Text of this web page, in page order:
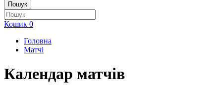
Пошук
Кошик 0
Головна
Матчі
Календар матчів